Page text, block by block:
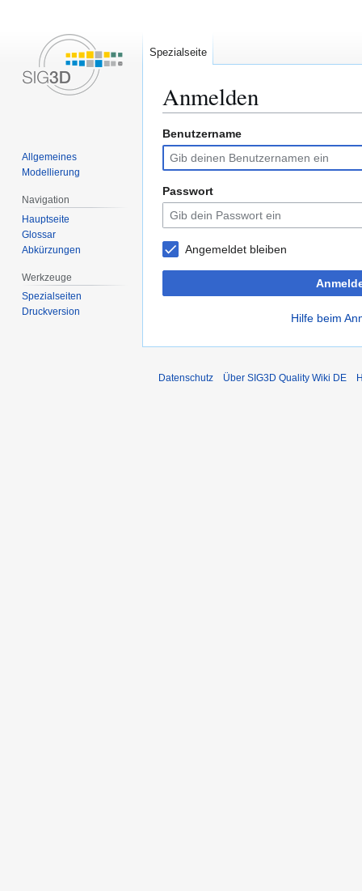
Anmelden
Zur
Navigation
Zur
Suche
Benutzername
Passwort
Angemeldet bleiben
Hilfe beim
Spezialseite
Allgemeines
Modellierung
Navigation
Hauptseite
Glossar
Abkürzungen
Werkzeuge
Spezialseiten
Druckversion
Datenschutz Über SIG3D Quality Wiki DE